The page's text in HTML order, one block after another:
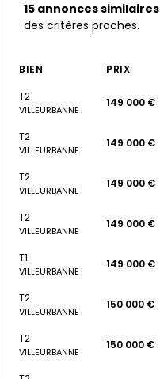
15 annonces similaires
des critères proches.
BIEN PRIX
T2
VILLEURBANNE
149 000 €
T2
VILLEURBANNE
149 000 €
T2
VILLEURBANNE
149 000 €
T2
VILLEURBANNE
149 000 €
T1
VILLEURBANNE
149 000 €
T2
VILLEURBANNE
150 000 €
T2
VILLEURBANNE
150 000 €